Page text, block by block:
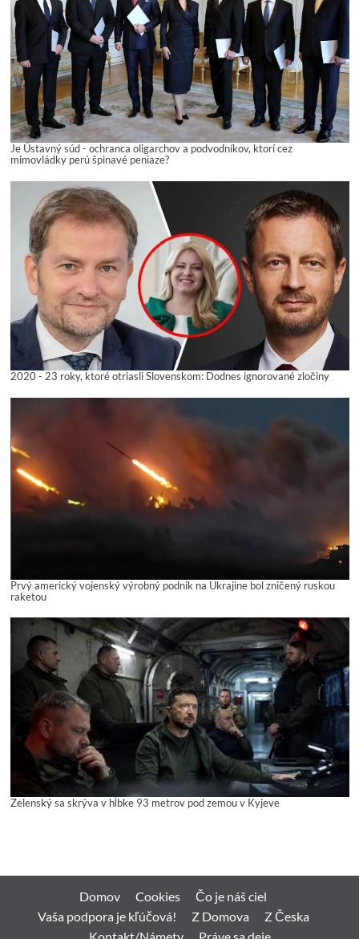
Je Ústavný súd - ochranca oligarchov a podvodníkov, ktorí cez
mimovládky perú špinavé peniaze?
2020 - 23 roky, ktoré otriasli Slovenskom: Dodnes ignorované zločiny
Prvý americký vojenský výrobný podnik na Ukrajine bol zničený ruskou
raketou
Zelenský sa skrýva v hĺbke 93 metrov pod zemou v Kyjeve
Domov Cookies
Čo je náš ciel
Vaša podpora je kľúčová!
Z Domova
Z Česka